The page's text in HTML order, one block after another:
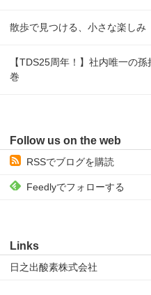
散歩で見つける、小さな楽しみ
【TDS25周年！】社内唯一の
巻
Follow us on the web
RSSでブログを購読
Feedlyでフォローする
Links
日之出酸素株式会社